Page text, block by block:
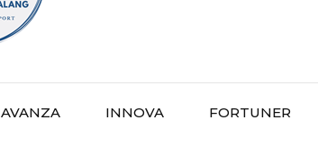
AVANZA INNOVA FORTUNER